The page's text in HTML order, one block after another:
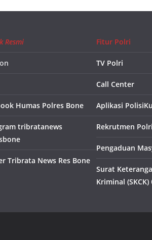
Resmi
Humas Polres Bone
tribratanews
Tribrata News Res Bone
Fitur Polri
TV Polri
Call Center
Aplikasi PolisiKu
Rekrutmen Polri
Pengaduan
Surat
Kriminal